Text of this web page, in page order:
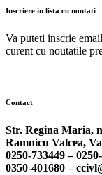
Inscriere in lista cu noutati
Va puteti inscrie
curent cu noutatile
Contact
Str. Regina Maria,
Ramnicu Valcea,
0250-733449 –
0350-401680 –